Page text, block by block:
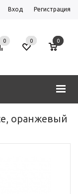
Вход Регистрация
0 0 0
оранжевый